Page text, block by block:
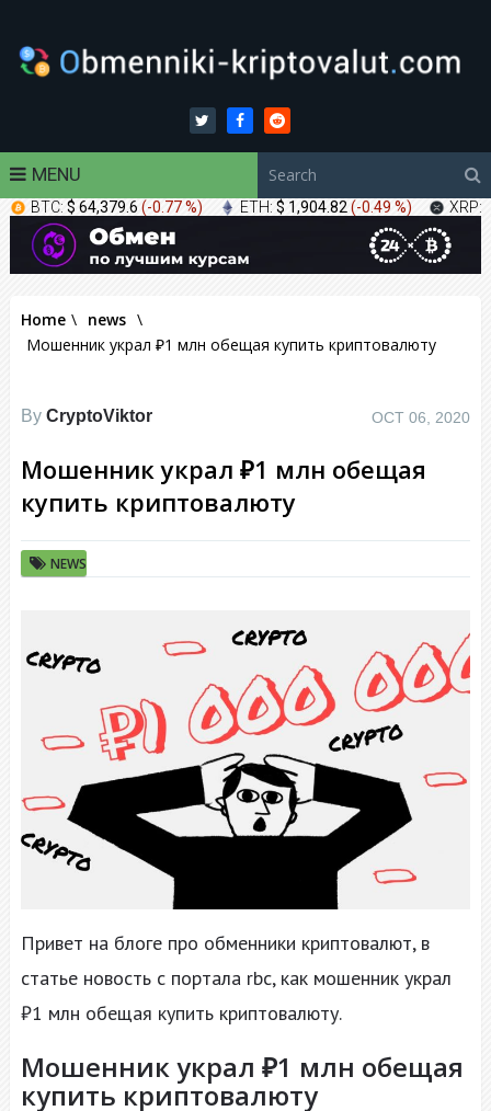
MENU
BTC: $ 64,379.6 (-0.77 %) ETH: $ 1,904.82 (-0.49 %) XRP:
Home \ news \
Мошенник украл ₽1 млн обещая купить криптовалюту
By CryptoViktor OCT 06, 2020
Мошенник украл ₽1 млн обещая
купить криптовалюту
NEWS
Привет на блоге про обменники криптовалют, в
статье новость с портала rbc, как мошенник украл
₽1 млн обещая купить криптовалюту.
Мошенник украл ₽1 млн обещая
купить криптовалюту